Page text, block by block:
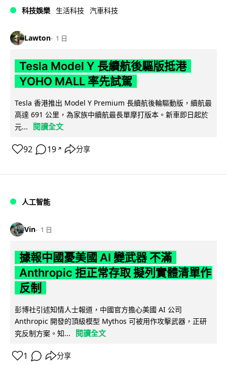
科技娛樂 生活科技 汽車科技
Lawton 1 日
Tesla Model Y 長續航後驅版抵港
YOHO MALL 率先試駕
Tesla 香港推出 Model Y Premium 長續航後輪驅動版，續航最
高達 691 公里，為家族中續航最長單摩打版本。新車即日起於
元...
閱讀全文
92 19 ↗ 分享
人工智能
Vin 1 日
據報中國憂美國 AI 變武器 不滿
Anthropic 拒正常存取 擬列實體清單作
反制
彭博社引述知情人士報道，中國官方擔心美國 AI 公司
Anthropic 開發的頂級模型 Mythos 可被用作攻擊武器，正研
究反制方案。知...
閱讀全文
1 分享